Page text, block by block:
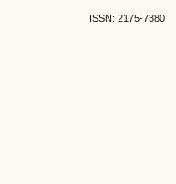
ISSN: 2175-7380